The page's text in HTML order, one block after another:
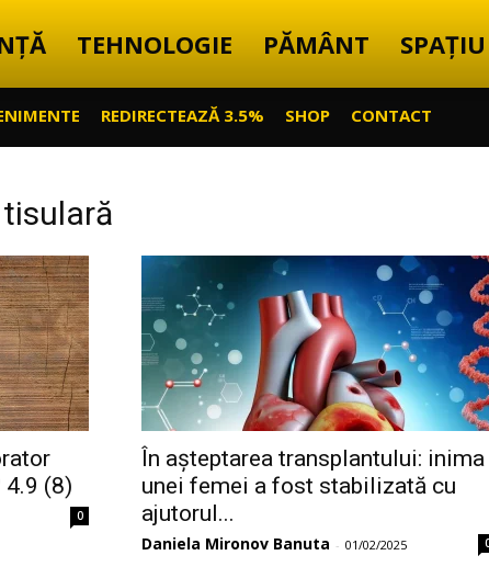
TEHNOLOGIE PĂMÂNT SPAȚIU
REDIRECTEAZĂ 3.5% SHOP CONTACT
(8)
0
În așteptarea transplantului: inima
unei femei a fost stabilizată cu
ajutorul...
Daniela Mironov Banuta - 01/02/2025